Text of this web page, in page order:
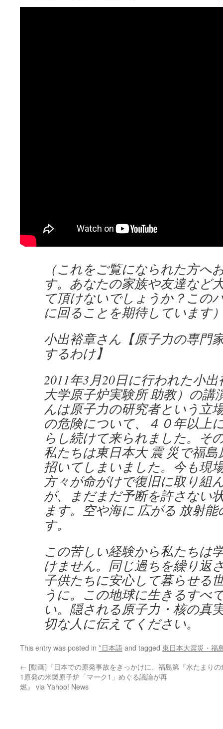
（これをご覧になられた方へ
す。あなたの家族や友達など
て頂けないでしょうか？この
に回ることを期待しています
小出裕章さん【原子力の専門
するわけ】
2011年3月20日に行われた小
大学原子炉実験所 助教）の講
んは原子力の研究者という立
の危険について、４０年以上
らし続けて来られました。そ
私たちは東日本大 震 災で福
招いてしまいました。今も現
方々が命がけで復旧に取り組
が、まだまだ予断を許さない
ます。空や海に 広がる 放射
す。
この苦しい経験から私たちは
けません。同じ過ちを繰り返
子供たちに安心して暮らせる
うに。この地球に生きるすべ
い。隠される原子力・核の真
切な人に伝えてください。
This entry was posted in *日本語and tagged 東日本大震災・福
← [動画]『日本での原発事故をきっかけに、福島第
1原発の米製原子炉「マーク1」めぐる議論が再
燃』 via Yahoo! News
『水たまり